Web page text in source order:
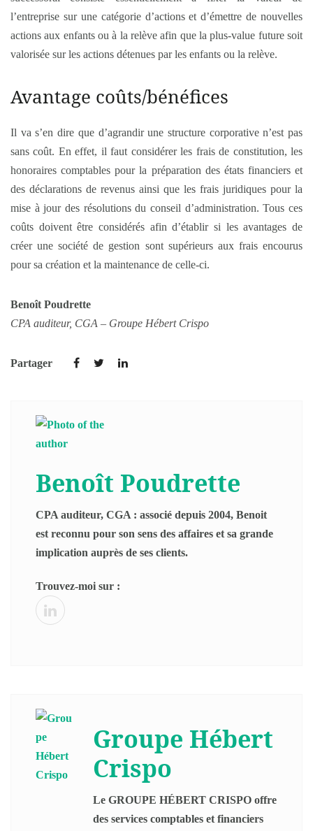
l’entreprise sur une catégorie d’actions et d’émettre de nouvelles
actions aux enfants ou à la relève afin que la plus-value future soit
valorisée sur les actions détenues par les enfants ou la relève.
Avantage coûts/bénéfices
Il va s’en dire que d’agrandir une structure corporative n’est pas
sans coût. En effet, il faut considérer les frais de constitution, les
honoraires comptables pour la préparation des états financiers et
des déclarations de revenus ainsi que les frais juridiques pour la
mise à jour des résolutions du conseil d’administration. Tous ces
coûts doivent être considérés afin d’établir si les avantages de
créer une société de gestion sont supérieurs aux frais encourus
pour sa création et la maintenance de celle-ci.
Benoît Poudrette
CPA auditeur, CGA – Groupe Hébert Crispo
Partager
Benoît Poudrette
CPA auditeur, CGA : associé depuis 2004, Benoit
est reconnu pour son sens des affaires et sa grande
implication auprès de ses clients.
Trouvez-moi sur :
Groupe Hébert
Crispo
Le GROUPE HÉBERT CRISPO offre
des services comptables et financiers